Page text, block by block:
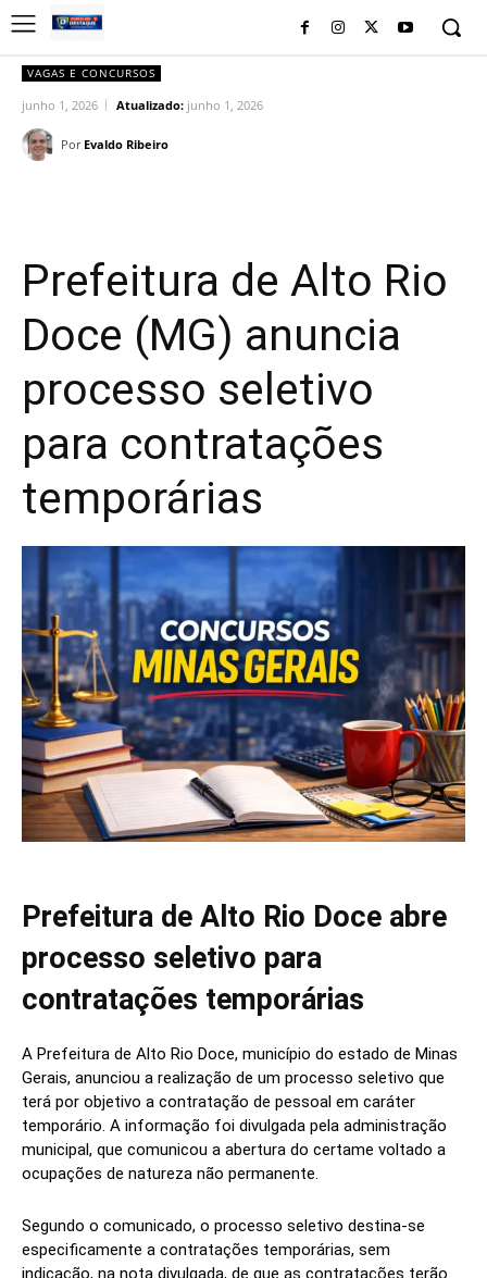
VAGAS E CONCURSOS
junho 1, 2026 Atualizado: junho 1, 2026
Por Evaldo Ribeiro
Prefeitura de Alto Rio
Doce (MG) anuncia
processo seletivo
para contratações
temporárias
Prefeitura de Alto Rio Doce abre
processo seletivo para
contratações temporárias
A Prefeitura de Alto Rio Doce, município do estado de Minas
Gerais, anunciou a realização de um processo seletivo que
terá por objetivo a contratação de pessoal em caráter
temporário. A informação foi divulgada pela administração
municipal, que comunicou a abertura do certame voltado a
ocupações de natureza não permanente.
Segundo o comunicado, o processo seletivo destina-se
especificamente a contratações temporárias, sem
indicação, na nota divulgada, de que as contratações terão